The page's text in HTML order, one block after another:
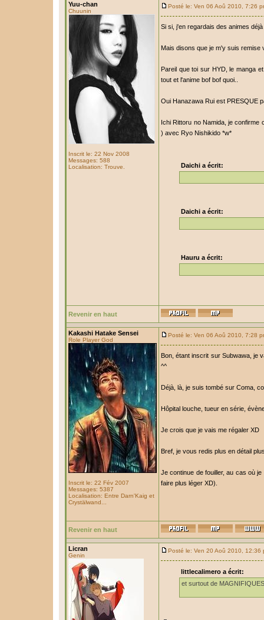
Yuu-chan
Chuunin
Inscrit le: 22 Nov 2008
Messages: 588
Localisation: Trouve.
Posté le: Ven 06 Aoû 2010, 7:26
Si si, j'en regardais des animes déjà
Mais disons que je m'y suis remise
Pareil que toi sur HYD, le manga
tout et l'anime bof bof quoi..
Oui Hanazawa Rui est PRESQUE
Ichi Rittoru no Namida, je confirme
) avec Ryo Nishikido *w*
Daichi a écrit:
Daichi a écrit:
Hauru a écrit:
Revenir en haut
Kakashi Hatake Sensei
Role Player God
Inscrit le: 22 Fév 2007
Messages: 5387
Localisation: Entre Darn'Kaig et
Crystälwand...
Posté le: Ven 06 Aoû 2010, 7:28
Bon, étant inscrit sur Subwawa, je
^^
Déjà, là, je suis tombé sur Coma,
Hôpital louche, tueur en série,
Je crois que je vais me régaler XD
Bref, je vous redis plus en détail
Je continue de fouiller, au cas où
faire plus léger XD).
Revenir en haut
Licran
Genin
Posté le: Ven 20 Aoû 2010, 12:36
littlecalimero a écrit:
et surtout de